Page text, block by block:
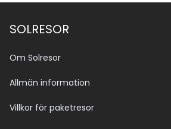
SOLRESOR
Om Solresor
Allmän information
Villkor för paketresor